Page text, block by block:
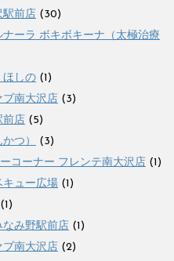
駅前店 (30)
ナーラ ボキボキーナ（太極治療
ほしの (1)
南大沢店 (3)
前店 (5)
つ）
(3)
コーナー フレンテ南大沢店 (1)
キュー広場 (1)
(1)
み野駅前店 (1)
ブ南大沢店 (2)